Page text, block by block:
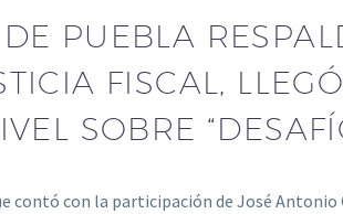
PUEBLA
FISCAL,
SOBRE
contó con la participación de José